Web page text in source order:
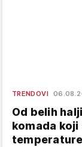
TRENDOVI
Od belih
komada koji
temperature